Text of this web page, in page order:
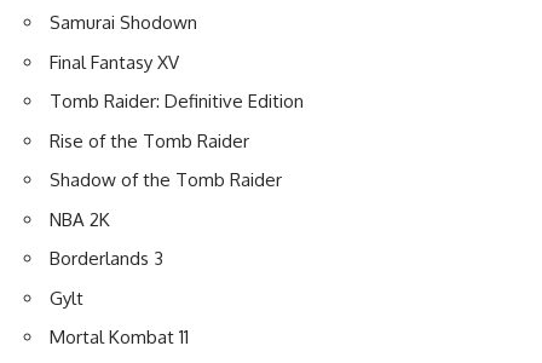
Samurai Shodown
Final Fantasy XV
Tomb Raider: Definitive Edition
Rise of the Tomb Raider
Shadow of the Tomb Raider
NBA 2K
Borderlands 3
Gylt
Mortal Kombat 11